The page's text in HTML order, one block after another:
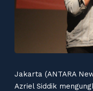
Jakarta (ANTARA
Azriel Siddik